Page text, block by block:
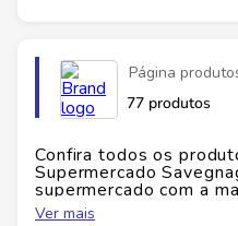
Página
77 produtos
Confira todos os
Supermercado
supermercado com a
do Brasil!
Ver mais